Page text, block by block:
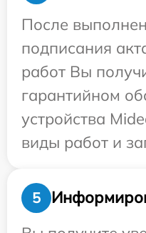
После
подписания
работ Вы
гарантийном
устройства
виды работ и
5